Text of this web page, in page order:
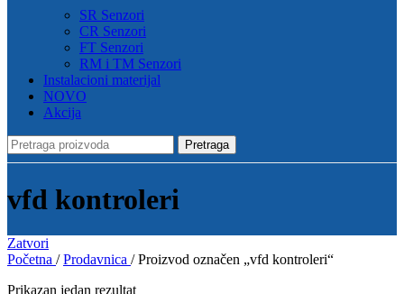
SR Senzori
CR Senzori
FT Senzori
RM i TM Senzori
Instalacioni materijal
NOVO
Akcija
Pretraga
vfd kontroleri
Zatvori
Početna / Prodavnica / Proizvod označen „vfd kontroleri“
Prikazan jedan rezultat